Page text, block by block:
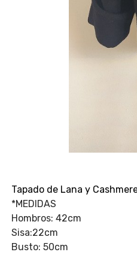
Tapado de Lana y
*MEDIDAS
Hombros: 42cm
Sisa:22cm
Busto: 50cm